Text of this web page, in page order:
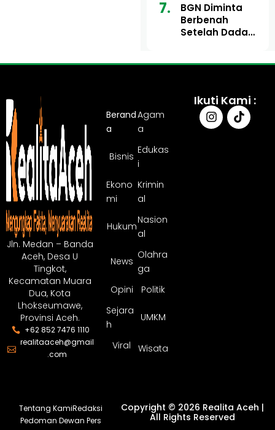
Sepenuhnya
Tuntas
Ulee Lheue, 14
Orang Derita
Luka Bakar
BGN Diminta
Berbenah
Setelah Dadan
Jln. Medan – Banda
Aceh, Desa U
Tingkot,
Kecamatan Muara
Dua, Kota
Lhokseumawe,
Provinsi Aceh.
+62 852 7476 1110
realitaaceh@gmail
.com
Berand
a
Agam
a
Bisnis
Edukas
i
Ekono
mi
Krimin
al
Hukum
Nasion
al
News
Olahra
ga
Opini
Politik
Sejara
h
UMKM
Viral Wisata
Ikuti Kami :
Tentang KamiRedaksi
Pedoman Dewan Pers
Copyright © 2026 Realita Aceh |
All Rights Reserved